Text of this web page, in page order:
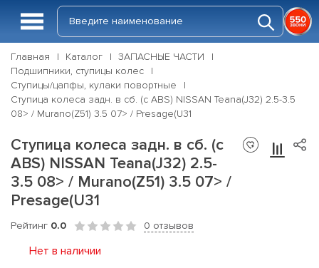
Главная Каталог
ЗАПАСНЫЕ ЧАСТИ
Подшипники, ступицы колес
Ступицы/цапфы, кулаки повортные
Ступица колеса задн. в сб. (с ABS) NISSAN Teana(J32) 2.5-3.5
08> / Murano(Z51) 3.5 07> / Presage(U31
Ступица колеса задн. в сб. (с
ABS) NISSAN Teana(J32) 2.5-
3.5 08> / Murano(Z51) 3.5 07> /
Presage(U31
Рейтинг 0.0 0 отзывов
Нет в наличии